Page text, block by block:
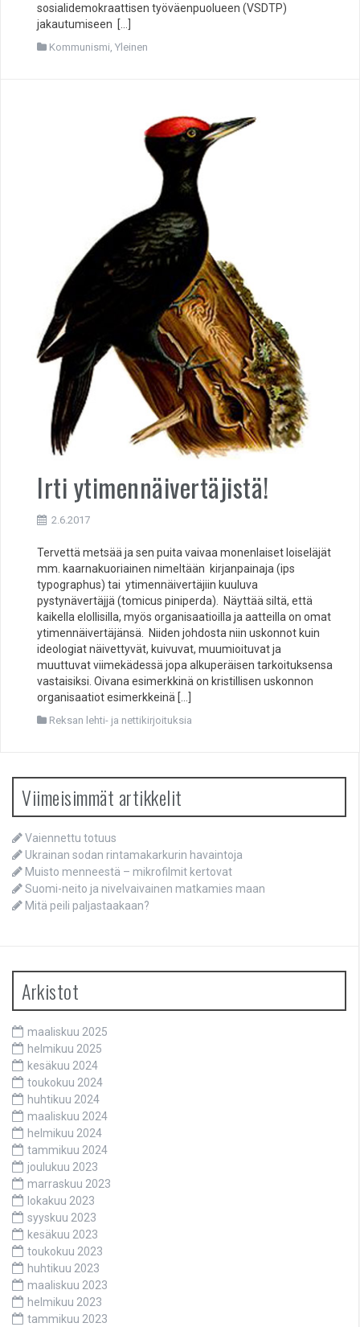
sosialidemokraattisen työväenpuolueen (VSDTP)
jakautumiseen […]
Kommunismi, Yleinen
Irti ytimennäivertäjistä!
2.6.2017
Tervettä metsää ja sen puita vaivaa monenlaiset loiseläjät
mm. kaarnakuoriainen nimeltään kirjanpainaja (ips
typographus) tai ytimennäivertäjiin kuuluva
pystynävertäjjä (tomicus piniperda). Näyttää siltä, että
kaikella elollisilla, myös organisaatioilla ja aatteilla on omat
ytimennäivertäjänsä. Niiden johdosta niin uskonnot kuin
ideologiat näivettyvät, kuivuvat, muumioituvat ja
muuttuvat viimekädessä jopa alkuperäisen tarkoituksensa
vastaisiksi. Oivana esimerkkinä on kristillisen uskonnon
organisaatiot esimerkkeinä […]
Reksan lehti- ja nettikirjoituksia
Viimeisimmät artikkelit
Vaiennettu totuus
Ukrainan sodan rintamakarkurin havaintoja
Muisto menneestä – mikrofilmit kertovat
Suomi-neito ja nivelvaivainen matkamies maan
Mitä peili paljastaakaan?
Arkistot
maaliskuu 2025
helmikuu 2025
kesäkuu 2024
toukokuu 2024
huhtikuu 2024
maaliskuu 2024
helmikuu 2024
tammikuu 2024
joulukuu 2023
marraskuu 2023
lokakuu 2023
syyskuu 2023
kesäkuu 2023
toukokuu 2023
huhtikuu 2023
maaliskuu 2023
helmikuu 2023
tammikuu 2023